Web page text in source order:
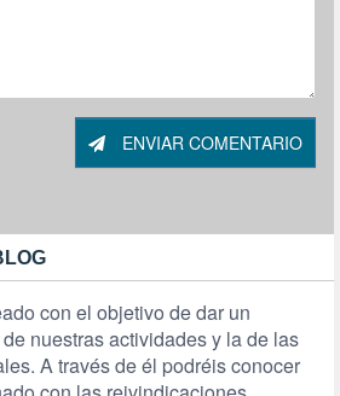
ENVIAR COMENTARIO
con el objetivo de dar un
nuestras actividades y la de las
A través de él podréis conocer